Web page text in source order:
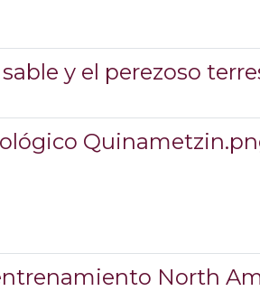
y el perezoso
North